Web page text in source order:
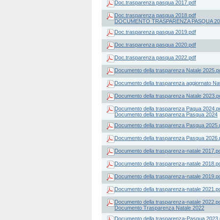
Doc.trasparenza pasqua 2017.pdf
Doc.trasparenza pasqua 2018.pdf
DOCUMENTO TRASPARENZA PASQUA
Doc.trasparenza pasqua 2019.pdf
Doc.trasparenza pasqua 2020.pdf
Doc.trasparenza pasqua 2022.pdf
Documento della trasparenza Natale
Documento della trasparenza aggiornato
Documento della trasparenza Natale
Documento della trasparenza Paqua
Documento della trasparenza Pasqua 2024
Documento della trasparenza Pasqua
Documento della trasparenza Pasqua
Documento della trasparenza-natale
Documento della trasparenza-natale
Documento della trasparenza-natale
Documento della trasparenza-natale
Documento della trasparenza-natale
Documento Trasparenza Natale 2022
Documento della trasparenza-Pasqua